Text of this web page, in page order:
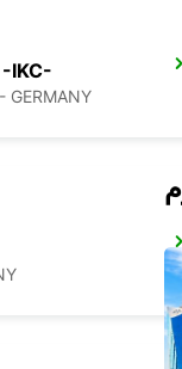
-IKC-
GERMANY